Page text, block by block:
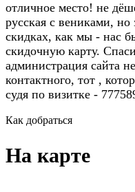
отличное место! не
русская с вениками, но
скидках, как мы - нас
скидочную карту.
администрация сайта
контактного, тот ,
судя по визитке -
Как добраться
На карте